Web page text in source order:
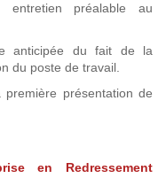
préalable au
anticipée du fait de la
du poste de travail.
présentation de
en Redressement